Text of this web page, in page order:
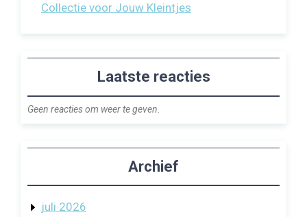
Collectie voor Jouw Kleintjes
Laatste reacties
Geen reacties om weer te geven.
Archief
juli 2026